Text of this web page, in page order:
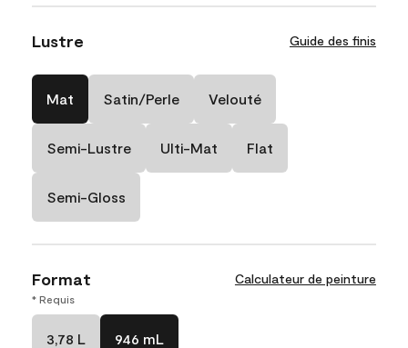
Lustre Guide des finis
Mat Satin/Perle Velouté
Semi-Lustre Ulti-Mat Flat
Semi-Gloss
Format Calculateur de peinture
* Requis
3,78 L 946 mL